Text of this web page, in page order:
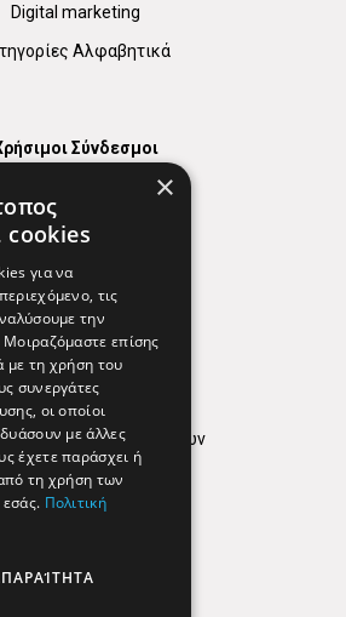
Digital marketing
Αλφαβητικά
Σύνδεσμοι
Τηλέφωνα
Φαρμακεία
Απόρρητο
Όροι Χρήσης
προστασίας δεδομένων
Findhere
Social Media
×
cookies
για να
τις
την
επίσης
με τη χρήση του
συνεργάτες
οι οποίοι
με άλλες
έχετε παράσχει ή
τη χρήση των
Πολιτική